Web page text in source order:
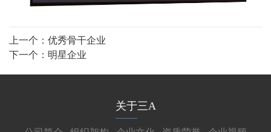
上一个： 优秀骨干企业
下一个： 明星企业
关于三A